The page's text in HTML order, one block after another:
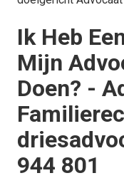
Ik Heb
Mijn
Doen? -
944 801